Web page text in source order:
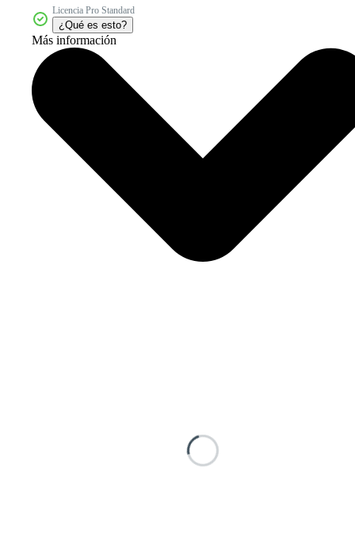
Licencia Pro Standard
¿Qué es esto?
Más información